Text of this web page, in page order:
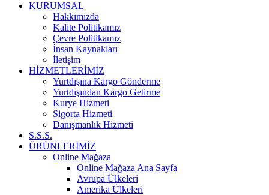
KURUMSAL
Hakkımızda
Kalite Politikamız
Çevre Politikamız
İnsan Kaynakları
İletişim
HİZMETLERİMİZ
Yurtdışına Kargo Gönderme
Yurtdışından Kargo Getirme
Kurye Hizmeti
Sigorta Hizmeti
Danışmanlık Hizmeti
S.S.S.
ÜRÜNLERİMİZ
Online Mağaza
Online Mağaza Ana Sayfa
Avrupa Ülkeleri
Amerika Ülkeleri